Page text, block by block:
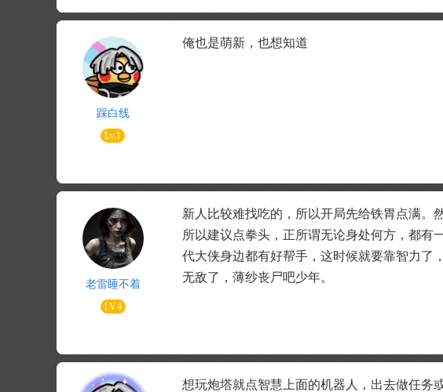
踩白线
Lv.1
俺也是萌新，也想知道
老雷睡不着
LV.4
新人比较难找吃的，所以开局先给铁胃点满。
所以建议点拳头，正所谓无论身处何方，都有
代大侠身边都有好帮手，这时候就要靠智力了
无敌了，薄纱丧尸吧少年。
想玩炮塔就点智慧上面的机器人，出去做任务